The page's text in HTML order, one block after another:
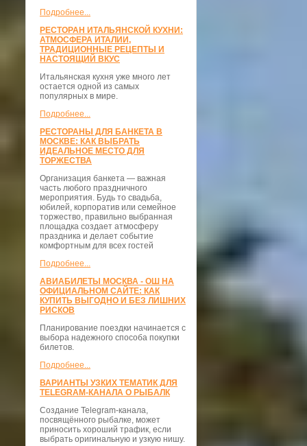
Подробнее...
РЕСТОРАН ИТАЛЬЯНСКОЙ КУХНИ:
АТМОСФЕРА ИТАЛИИ,
ТРАДИЦИОННЫЕ РЕЦЕПТЫ И
НАСТОЯЩИЙ ВКУС
Итальянская кухня уже много лет
остается одной из самых
популярных в мире.
Подробнее...
РЕСТОРАНЫ ДЛЯ БАНКЕТА В
МОСКВЕ: КАК ВЫБРАТЬ
ИДЕАЛЬНОЕ МЕСТО ДЛЯ
ТОРЖЕСТВА
Организация банкета — важная
часть любого праздничного
мероприятия. Будь то свадьба,
юбилей, корпоратив или семейное
торжество, правильно выбранная
площадка создает атмосферу
праздника и делает событие
комфортным для всех гостей
Подробнее...
АВИАБИЛЕТЫ МОСКВА - ОШ НА
ОФИЦИАЛЬНОМ САЙТЕ: КАК
КУПИТЬ ВЫГОДНО И БЕЗ ЛИШНИХ
РИСКОВ
Планирование поездки начинается с
выбора надежного способа покупки
билетов.
Подробнее...
ВАРИАНТЫ УЗКИХ ТЕМАТИК ДЛЯ
TELEGRAM-КАНАЛА О РЫБАЛК
Создание Telegram-канала,
посвящённого рыбалке, может
приносить хороший трафик, если
выбрать оригинальную и узкую нишу.